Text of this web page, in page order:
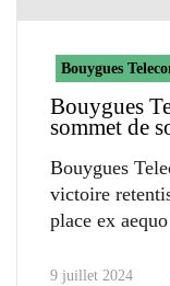
Bouygues
Bouygues
sommet de
Bouygues
victoire
place ex aequo
9 juillet 2024